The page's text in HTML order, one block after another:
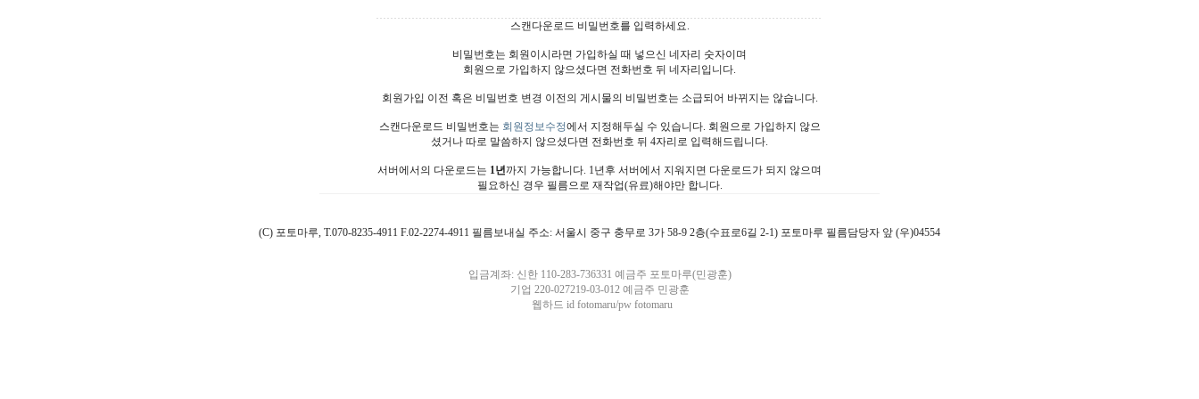
스캔다운로드 비밀번호를 입력하세요.
비밀번호는 회원이시라면 가입하실 때 넣으신 네자리 숫자이며
회원으로 가입하지 않으셨다면 전화번호 뒤 네자리입니다.
회원가입 이전 혹은 비밀번호 변경 이전의 게시물의 비밀번호는 소급되어 바뀌지는 않습니다.
스캔다운로드 비밀번호는 회원정보수정에서 지정해두실 수 있습니다. 회원으로 가입하지 않으
셨거나 따로 말씀하지 않으셨다면 전화번호 뒤 4자리로 입력해드립니다.
서버에서의 다운로드는 1년까지 가능합니다. 1년후 서버에서 지워지면 다운로드가 되지 않으며
필요하신 경우 필름으로 재작업(유료)해야만 합니다.
(C) 포토마루, T.070-8235-4911 F.02-2274-4911 필름보내실 주소: 서울시 중구 충무로 3가 58-9 2층(수표로6길 2-1) 포토마루 필름담당자 앞 (우)04554
입금계좌: 신한 110-283-736331 예금주 포토마루(민광훈)
기업 220-027219-03-012 예금주 민광훈
웹하드 id fotomaru/pw fotomaru